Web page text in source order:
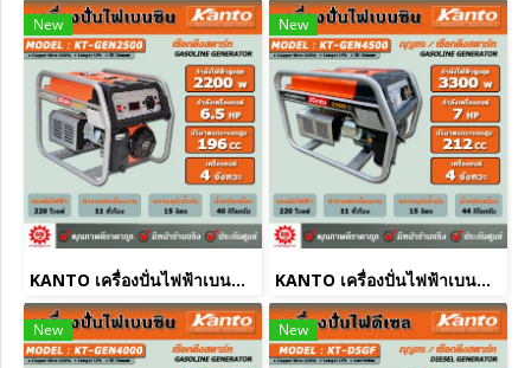
New
KANTO เครื่องปั่นไฟฟ้าเบนซิน KT-GEN2500 (2.2KW)
New
KANTO เครื่องปั่นไฟฟ้าเบนซิน KT-GEN4500 (3.0KW) กุญแจ
New New